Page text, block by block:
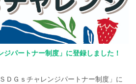
ジパートナー制度」に登録しました！
ＤＧｓチャレンジパートナー制度」に